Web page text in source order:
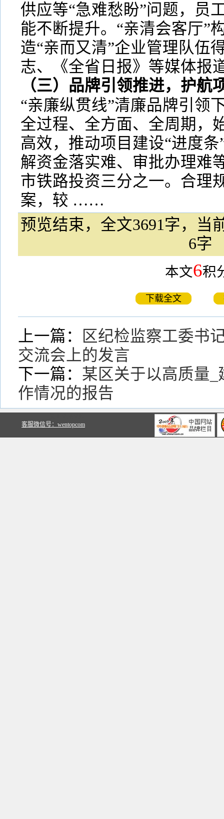
供应等“急难愁盼”问题，员
能不断提升。“亲清会客厅”
造“亲而又清”企业管理队伍
志、《全省日报》等媒体报
（三）品牌引领推进，护航
“亲廉纵贯线”清廉品牌引领
全过程、全方面、全周期，
高效，推动项目建设“进度
解资金落实难、审批办理难
市铁路投资三分之一。合理
案，较 ……
预览结束，全文3691字，当
6字
本文6积
下载全文
上一篇：
区纪检监察工委书
交流会上的发言
下一篇： 某区关于以高质量
作情况的报告
客服微信号：wentopcom